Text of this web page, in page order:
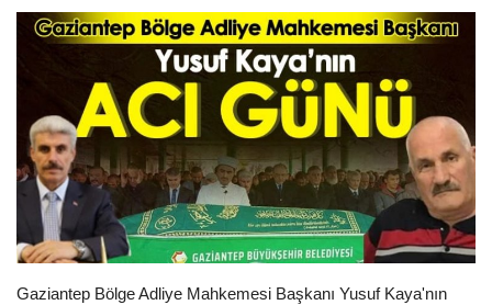
Asayiş
Ekonomi
Yaşam
Spor
Gaziantep Bölge Adliye Mahkemesi Başkanı Yusuf Kaya'nın